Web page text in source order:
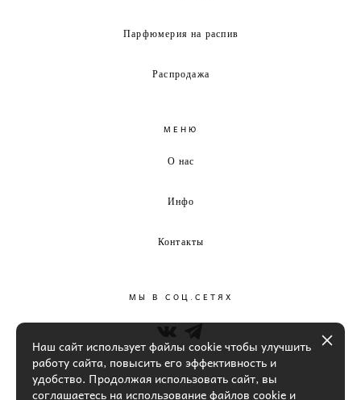
Парфюмерия на распив
Распродажа
МЕНЮ
О нас
Инфо
Контакты
МЫ В СОЦ.СЕТЯХ
Наш сайт использует файлы cookie чтобы улучшить
работу сайта, повысить его эффективность и
удобство. Продолжая использовать сайт, вы
соглашаетесь на использование файлов cookie и